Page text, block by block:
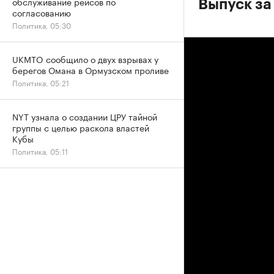
Выпуск
согласованию
Политика, 05:30
UKMTO сообщило о двух взрывах у
берегов Омана в Ормузском проливе
Политика, 05:21
NYT узнала о создании ЦРУ тайной
группы с целью раскола властей
Кубы
Политика, 05:11